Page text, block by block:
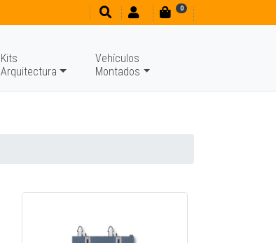
0
Kits
Arquitectura
Vehículos
Montados